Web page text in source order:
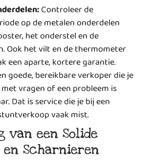
Controleer de
op de metalen onderdelen
het onderstel en de
Ook het vilt en de thermometer
een aparte, kortere garantie.
goede, bereikbare verkoper die je
vragen of een probleem is
Dat is service die je bij een
vaak mist.
van een Solide
Scharnieren